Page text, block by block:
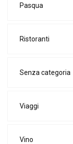
Pasqua
Ristoranti
Senza categoria
Viaggi
Vino